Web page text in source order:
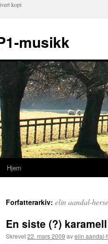
kopi
musikk
Hopp
innhold
Hjem
Forfatterarkiv: elin aandal-
En siste (?) karamell
Skrevet22. mars 2009 avelin aandal-